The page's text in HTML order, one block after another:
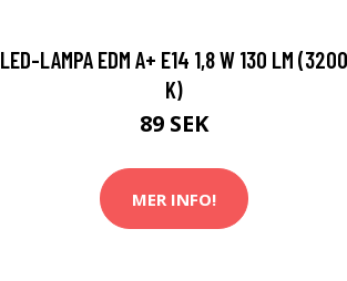
LED-LAMPA EDM A+ E14 1,8 W 130 LM (3200
K)
89 SEK
MER INFO!